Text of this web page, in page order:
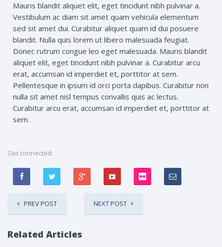
Mauris blandit aliquet elit, eget tincidunt nibh pulvinar a.
Vestibulum ac diam sit amet quam vehicula elementum
sed sit amet dui. Curabitur aliquet quam id dui posuere
blandit. Nulla quis lorem ut libero malesuada feugiat.
Donec rutrum congue leo eget malesuada. Mauris blandit
aliquet elit, eget tincidunt nibh pulvinar a. Curabitur arcu
erat, accumsan id imperdiet et, porttitor at sem.
Pellentesque in ipsum id orci porta dapibus. Curabitur non
nulla sit amet nisl tempus convallis quis ac lectus.
Curabitur arcu erat, accumsan id imperdiet et, porttitor at
sem.
Get connected:
PREV POST NEXT POST
Related Articles